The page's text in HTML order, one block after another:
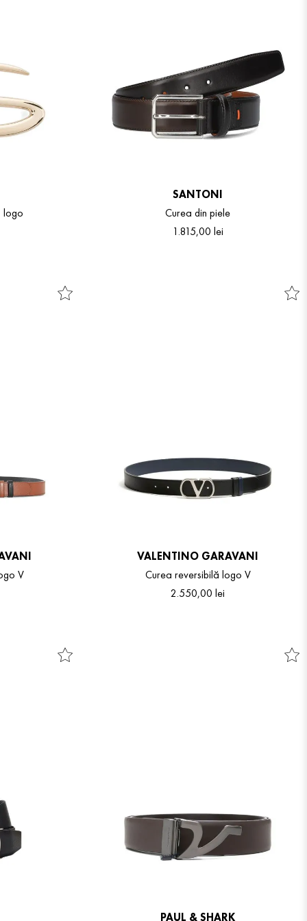
logo
SANTONI
Curea din piele
1.815,00 lei
V
VALENTINO GARAVANI
Curea reversibilă logo V
2.550,00 lei
PAUL & SHARK